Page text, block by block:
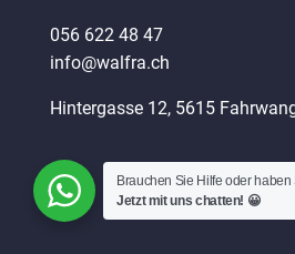
056 622 48 47
info@walfra.ch
Hintergasse 12, 5615
Brauchen Sie Hilfe oder
Jetzt mit uns chatten! 😀